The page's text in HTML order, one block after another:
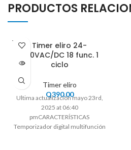
PRODUCTOS
VENDI
DO
Timer eliro 24-
240VAC/DC 18 func. 1
ciclo
Timer eliro
Q390.00
Ultima actualización mayo 23rd,
2025 at 06:40
pmCARACTERÍSTICAS
Temporizador digital multifunción